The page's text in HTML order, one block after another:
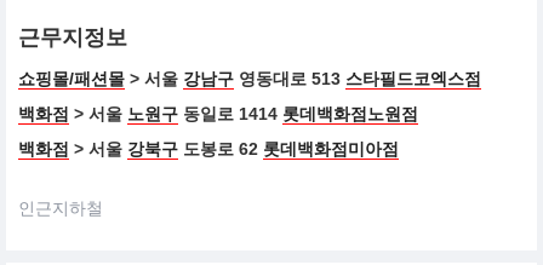
근무지정보
쇼핑몰/패션몰 > 서울 강남구 영동대로 513 스타필드코엑스점
백화점 > 서울 노원구 동일로 1414 롯데백화점노원점
백화점 > 서울 강북구 도봉로 62 롯데백화점미아점
인근지하철